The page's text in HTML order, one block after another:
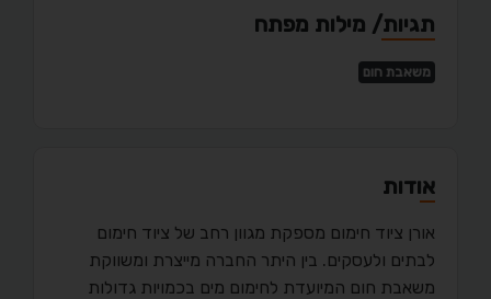
תגיות/ מילות מפתח
משאבת חום
אודות
אורן ציוד חימום מספקת מגוון רחב של ציוד חימום
לבתים ולעסקים. בין היתר החברה מייצרת ומשווקת
משאבת חום המיועדת לחימום מים בכמויות גדולות